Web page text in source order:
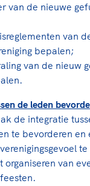
van de nieuwe
van
bepalen;
van de nieuw
de leden
de integratie
te bevorderen en
organiseren van